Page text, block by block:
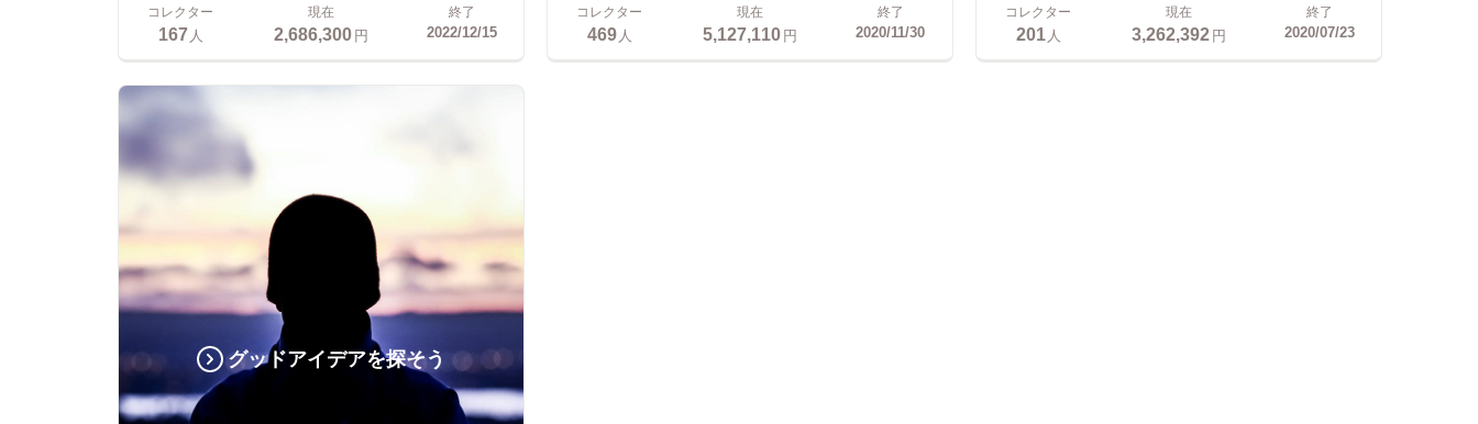
コレクター
167人
現在
2,686,300円
終了
2022/12/15
コレクター
469人
現在
5,127,110円
終了
2020/11/30
コレクター
201人
現在
3,262,392円
終了
2020/07/23
グッドアイデアを探そう